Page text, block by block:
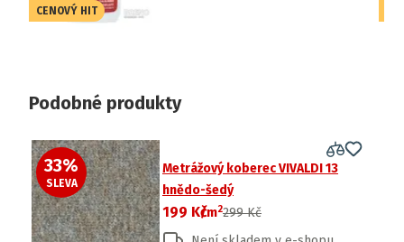
CENOVÝ HIT
Podobné produkty
33%
SLEVA
Metrážový koberec VIVALDI 13
hnědo-šedý
199 Kč
/m2299 Kč